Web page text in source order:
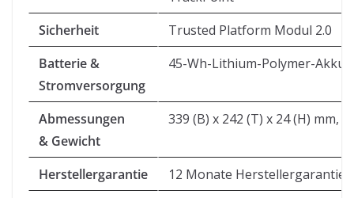
Sicherheit
Trusted Platform Modul 2.0
Batterie &
Stromversorgung
45-Wh-Lithium-Polymer-
Abmessungen
& Gewicht
339 (B) x 242 (T) x 24 (H) mm,
Herstellergarantie
12 Monate Herstellergarantie